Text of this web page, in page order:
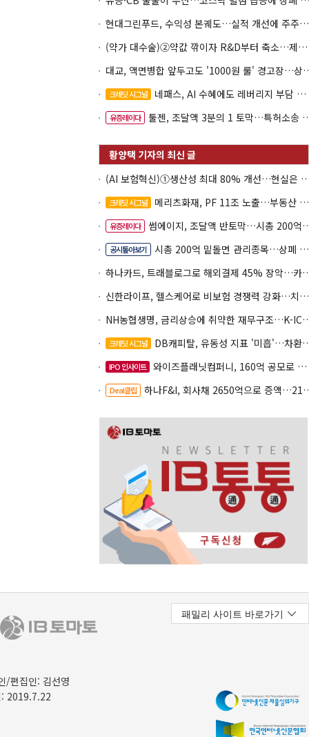
현대그린푸드, 수익성 본궤도…실적 개선에 주주환원까지
(약가 대수술)②약값 깎이자 R&D부터 축소…제약업계 비상경영 돌입
대교, 액면병합 앞두고
크레딧 시그널 네패스, AI 수혜에도 레버리지 부담 여전
유증레이다 툴젠, 조달액 3분의 1 토막…특허소송 비용부터 챙긴다
(AI 보험혁신)①생산성 최대 80%
크레딧 시그널 메리츠화재, PF 11조 노출…부동산 사업성 저하 우려
유증레이다 썸에이지, 조달액 반토막…시총 200억 못 넘으면 철회
공시톺아보기
시총 200억 밑돌면 관리종목…상폐 피하려면
하나카드, 트래블로그로 해
신한라이프, 헬스케어로 비보험 경쟁력 강화…치매·간병 공략
NH농협생명, 금리상승에 취
크레딧 시그널 DB캐피탈, 유동성 지표 '미흡'…차환 부담 커진다
IPO 인사이트 와이즈플래닛컴퍼니, 160억 공모로 글로벌 확장
Deal클립 하나F&I, 회사채 2650억으로 증액…2150억은 차환
/편집인: 김선영
2019.7.22